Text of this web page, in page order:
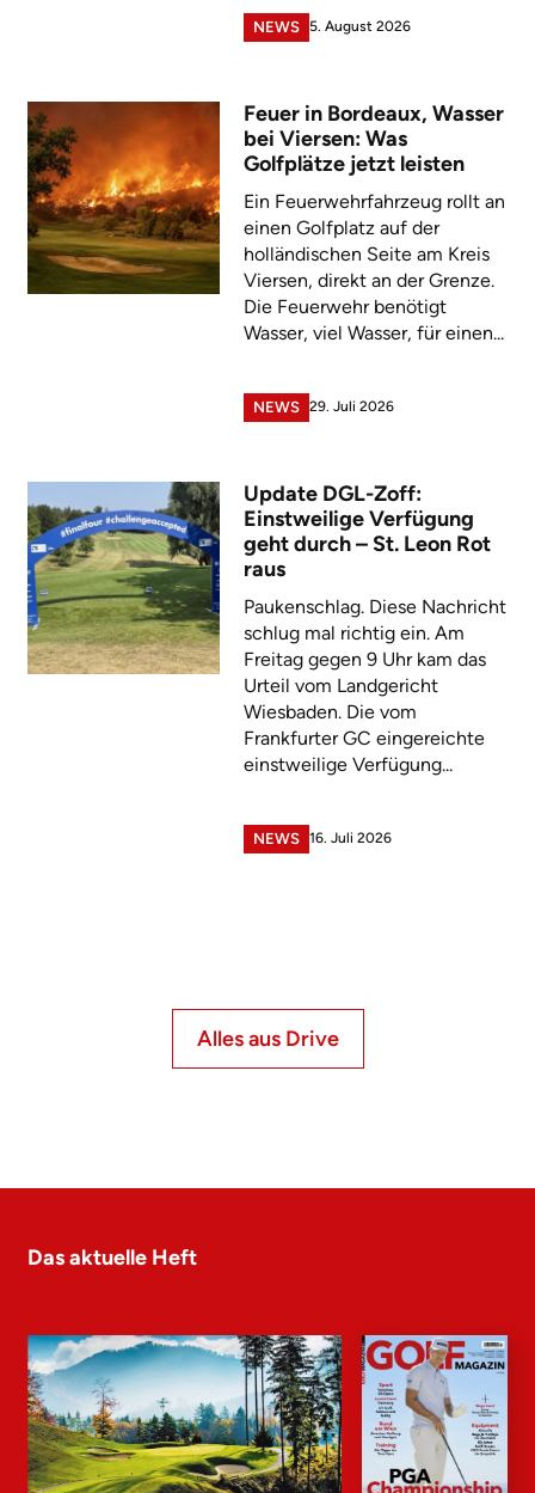
NEWS 5. August 2026
Feuer in Bordeaux, Wasser
bei Viersen: Was
Golfplätze jetzt leisten
Ein Feuerwehrfahrzeug rollt an
einen Golfplatz auf der
holländischen Seite am Kreis
Viersen, direkt an der Grenze.
Die Feuerwehr benötigt
Wasser, viel Wasser, für einen...
NEWS 29. Juli 2026
Update DGL-Zoff:
Einstweilige Verfügung
geht durch – St. Leon Rot
raus
Paukenschlag. Diese Nachricht
schlug mal richtig ein. Am
Freitag gegen 9 Uhr kam das
Urteil vom Landgericht
Wiesbaden. Die vom
Frankfurter GC eingereichte
einstweilige Verfügung...
NEWS 16. Juli 2026
Alles aus Drive
Das aktuelle Heft